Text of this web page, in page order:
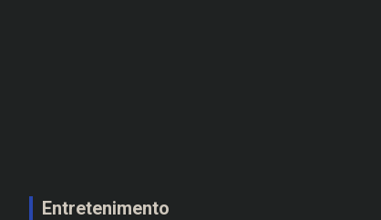
Entretenimento